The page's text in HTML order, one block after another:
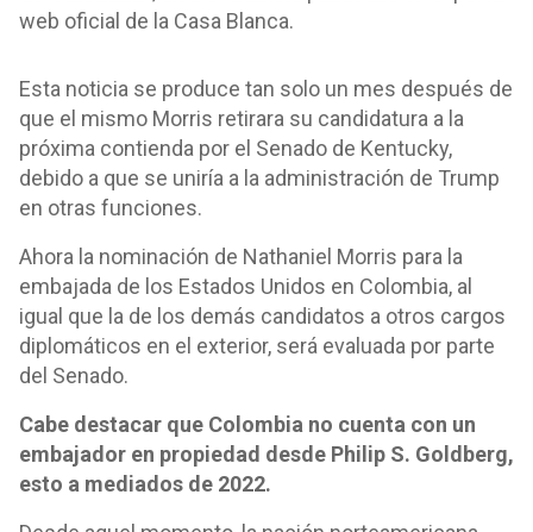
web oficial de la Casa Blanca.
Esta noticia se produce tan solo un mes después de
que el mismo Morris retirara su candidatura a la
próxima contienda por el Senado de Kentucky,
debido a que se uniría a la administración de Trump
en otras funciones.
Ahora la nominación de Nathaniel Morris para la
embajada de los Estados Unidos en Colombia, al
igual que la de los demás candidatos a otros cargos
diplomáticos en el exterior, será evaluada por parte
del Senado.
Cabe destacar que Colombia no cuenta con un
embajador en propiedad desde Philip S. Goldberg,
esto a mediados de 2022.